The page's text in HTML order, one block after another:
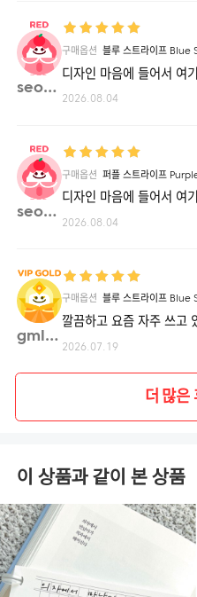
seov**
구매옵션 블루 스트라이프 Blue
디자인 마음에 들어서 여
2026.08.04
seov**
구매옵션 퍼플 스트라이프
디자인 마음에 들어서 여
2026.08.04
gmlwl**
구매옵션 블루 스트라이프 Blue
깔끔하고 요즘 자주 쓰고
2026.07.19
더 많은
이 상품과 같이 본 상품